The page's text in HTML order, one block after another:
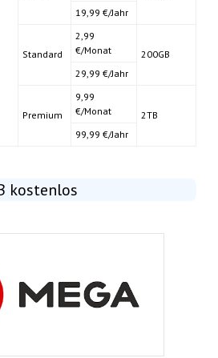
19,99 €/Jahr
Standard
2,99
€/Monat
200GB
29,99 €/Jahr
Premium
9,99
€/Monat
2TB
99,99 €/Jahr
kostenlos